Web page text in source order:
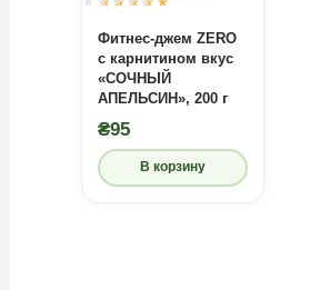
Фитнес-джем ZERO
с карнитином вкус
«СОЧНЫЙ
АПЕЛЬСИН», 200 г
₴95
В корзину